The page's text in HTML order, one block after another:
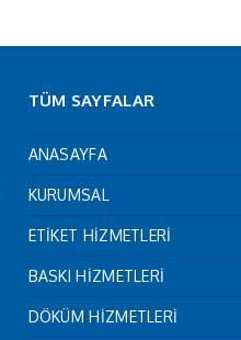
TÜM SAYFALAR
ANASAYFA
KURUMSAL
ETİKET HİZMETLERİ
BASKI HİZMETLERİ
DÖKÜM HİZMETLERİ